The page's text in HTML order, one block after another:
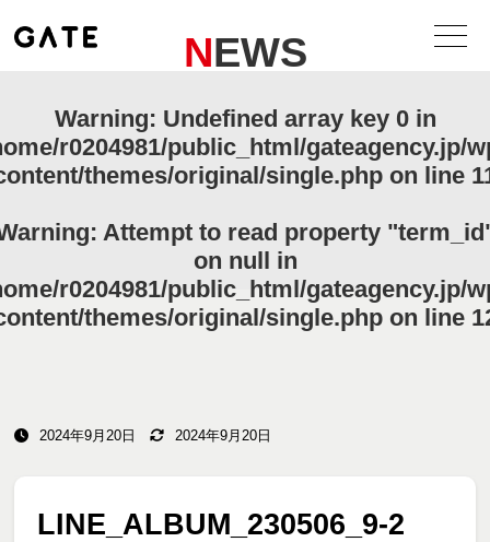
NEWS
Warning: Undefined array key 0 in
r0204981/public_html/gateagency.jp/
themes/original/single.php on line
: Attempt to read property
on null in
r0204981/public_html/gateagency.jp/
themes/original/single.phpon line
2024年9月20日 2024年9月20日
LINE_ALBUM_230506_9-2